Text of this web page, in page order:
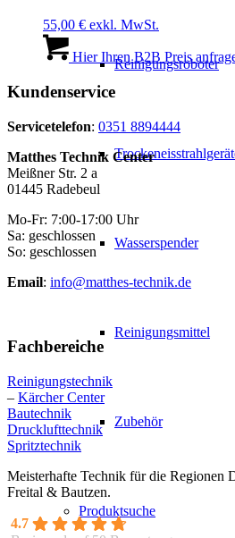
Reinigungsroboter
Wasserspender
Reinigungsmittel
Zubehör
Produktsuche
55,00 € exkl. MwSt.
Hier Ihren B2B Preis
Kundenservice
Servicetelefon: 0351 8894444
Matthes Technik Center
Meißner Str. 2 a
01445 Radebeul
Mo-Fr: 7:00-17:00 Uhr
Sa: geschlossen
So: geschlossen
Email: info@matthes-technik.de
Fachbereiche
Reinigungstechnik
– Kärcher Center
Bautechnik
Drucklufttechnik
Spritztechnik
Meisterhafte Technik für die Regionen
Freital & Bautzen.
4.7